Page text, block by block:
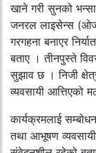
खाने गरी सुनको
जनरल लाइसेन्स
गरगहना बनाएर
बताए । तीनपुस्ते
सुझाव छ । निजी
व्यवसायी आत्तिएको
कार्यक्रमलाई
तथा आभूषण